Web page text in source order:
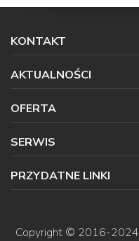
KONTAKT
AKTUALNOŚCI
OFERTA
SERWIS
PRZYDATNE LINKI
Copyright © 2016-2024